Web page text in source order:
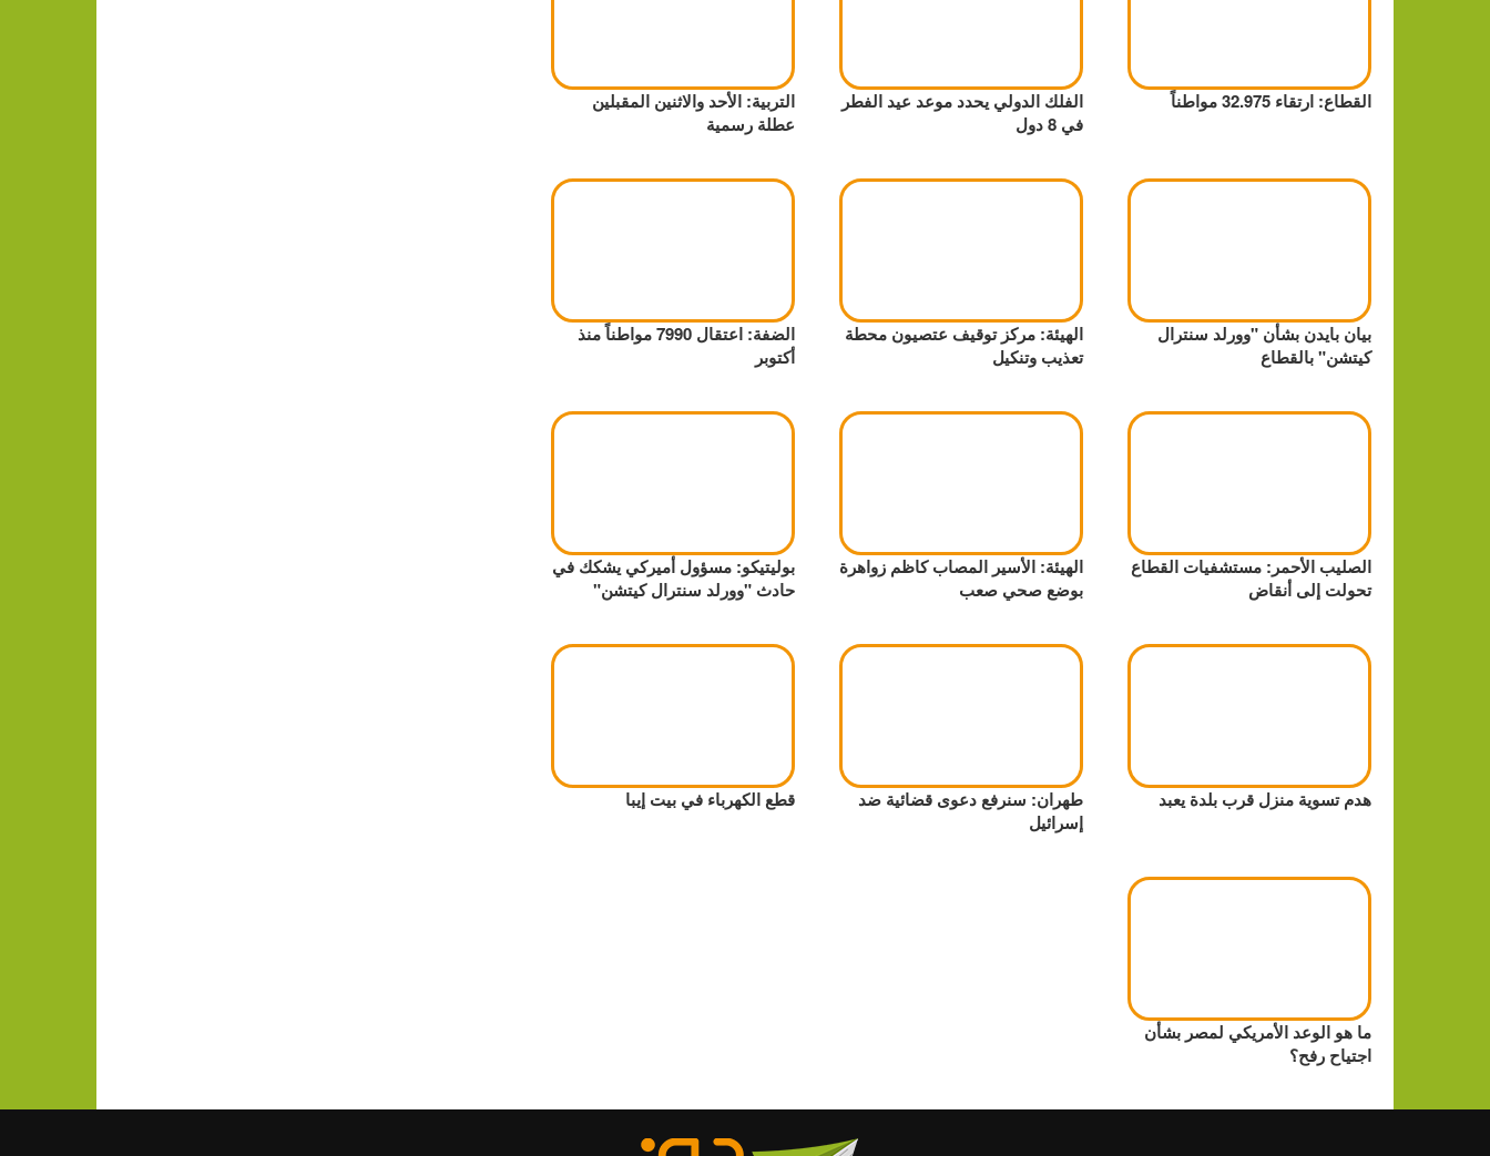
القطاع: ارتقاء 32.975 مواطناً
الفلك الدولي يحدد موعد عيد الفطر
في 8 دول
التربية: الأحد والاثنين المقبلين
عطلة رسمية
بيان بايدن بشأن "وورلد سنترال
كيتشن" بالقطاع
الهيئة: مركز توقيف عتصيون محطة
تعذيب وتنكيل
الضفة: اعتقال 7990 مواطناً منذ
أكتوبر
الصليب الأحمر: مستشفيات القطاع
تحولت إلى أنقاض
الهيئة: الأسير المصاب كاظم زواهرة
بوضع صحي صعب
بوليتيكو: مسؤول أميركي يشكك في
حادث "وورلد سنترال كيتشن"
هدم تسوية منزل قرب بلدة يعبد
طهران: سنرفع دعوى قضائية ضد
إسرائيل
قطع الكهرباء في بيت إيبا
ما هو الوعد الأمريكي لمصر بشأن
اجتياح رفح؟